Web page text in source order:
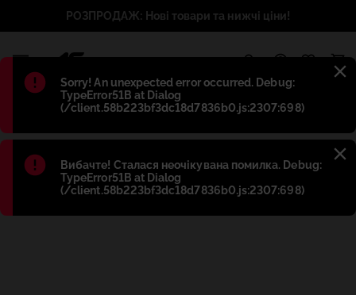
Błąd:
Sorry! An unexpected error occurred. Debug:
TypeError51B at Dialog
(/client.58b223bf3dc18d7836b0.js:2307:698)
Błąd:
Вибачте! Сталася неочікувана помилка. Debug:
TypeError51B at Dialog
(/client.58b223bf3dc18d7836b0.js:2307:698)
РОЗПРОДАЖ: Нові товари та нижчі ціни!